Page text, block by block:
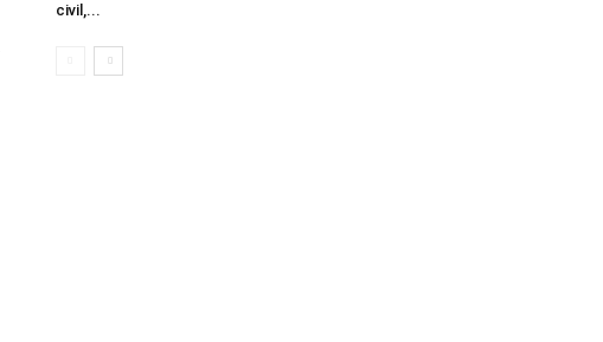
civil,...